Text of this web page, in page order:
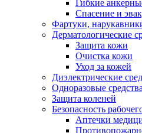
Гибкие
Спасение и
Фартуки,
Дерматологические
Защита кожи
Очистка кожи
Уход за кожей
Диэлектрические
Одноразовые
Защита коленей
Безопасность
Аптечки